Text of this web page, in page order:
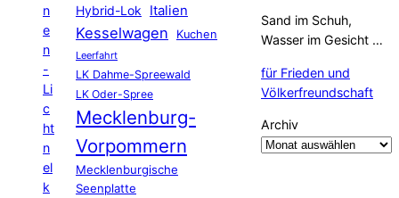
n
e
n
-
Li
c
ht
n
el
k
Hybrid-Lok Italien
Kesselwagen Kuchen
Leerfahrt
LK Dahme-Spreewald
LK Oder-Spree
Mecklenburg-
Vorpommern
Mecklenburgische
Seenplatte
Sand im Schuh,
Wasser im Gesicht …
für Frieden und
Völkerfreundschaft
Archiv